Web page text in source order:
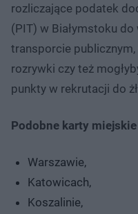
rozliczające podatek
(PIT) w Białymstoku do
transporcie
rozrywki czy też
punkty w rekrutacji do
Podobne karty
Warszawie,
Katowicach,
Koszalinie,